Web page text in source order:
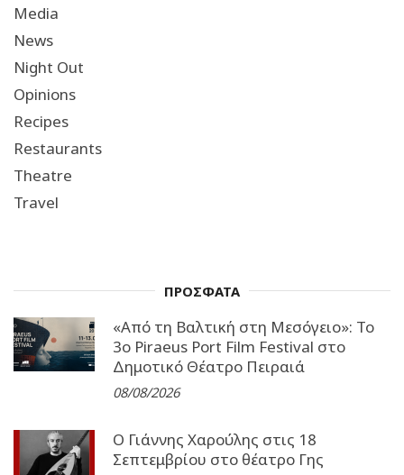
Media
News
Night Out
Opinions
Recipes
Restaurants
Theatre
Travel
ΠΡΟΣΦΑΤΑ
«Από τη Βαλτική στη Μεσόγειο»: Το
3o Piraeus Port Film Festival στο
Δημοτικό Θέατρο Πειραιά
08/08/2026
Ο Γιάννης Χαρούλης στις 18
Σεπτεμβρίου στο θέατρο Γης